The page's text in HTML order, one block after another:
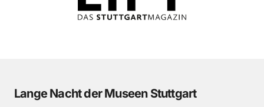
Lange Nacht der Museen Stuttgart